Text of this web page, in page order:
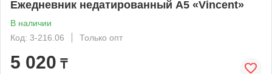
Ежедневник недатированный А5 «Vincent»
В наличии
Код: 3-216.06
Только опт
5 020 ₸